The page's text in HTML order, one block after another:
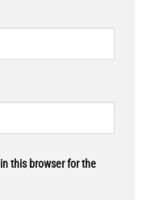
this browser for the